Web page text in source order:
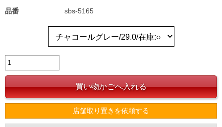
品番 sbs-5165
店舗取り置きを依頼する